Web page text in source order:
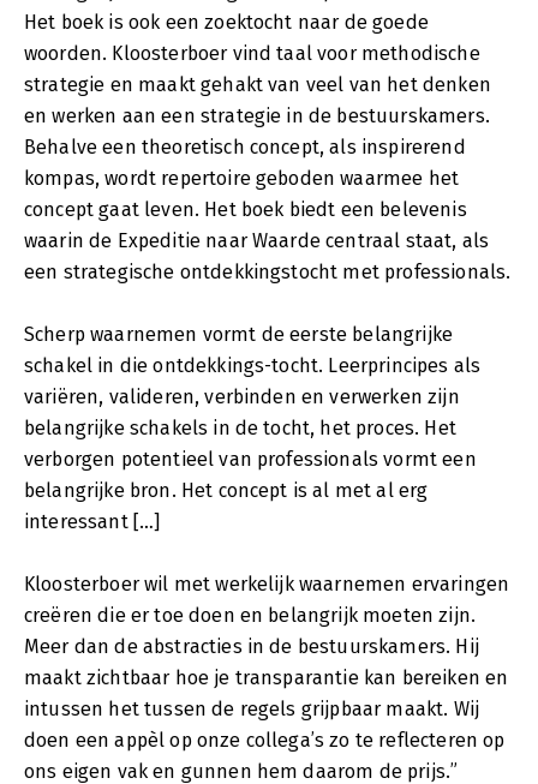
Het boek is ook een zoektocht naar de goede
woorden. Kloosterboer vind taal voor methodische
strategie en maakt gehakt van veel van het denken
en werken aan een strategie in de bestuurskamers.
Behalve een theoretisch concept, als inspirerend
kompas, wordt repertoire geboden waarmee het
concept gaat leven. Het boek biedt een belevenis
waarin de Expeditie naar Waarde centraal staat, als
een strategische ontdekkingstocht met professionals.
Scherp waarnemen vormt de eerste belangrijke
schakel in die ontdekkings-tocht. Leerprincipes als
variëren, valideren, verbinden en verwerken zijn
belangrijke schakels in de tocht, het proces. Het
verborgen potentieel van professionals vormt een
belangrijke bron. Het concept is al met al erg
interessant […]
Kloosterboer wil met werkelijk waarnemen ervaringen
creëren die er toe doen en belangrijk moeten zijn.
Meer dan de abstracties in de bestuurskamers. Hij
maakt zichtbaar hoe je transparantie kan bereiken en
intussen het tussen de regels grijpbaar maakt. Wij
doen een appèl op onze collega’s zo te reflecteren op
ons eigen vak en gunnen hem daarom de prijs.”